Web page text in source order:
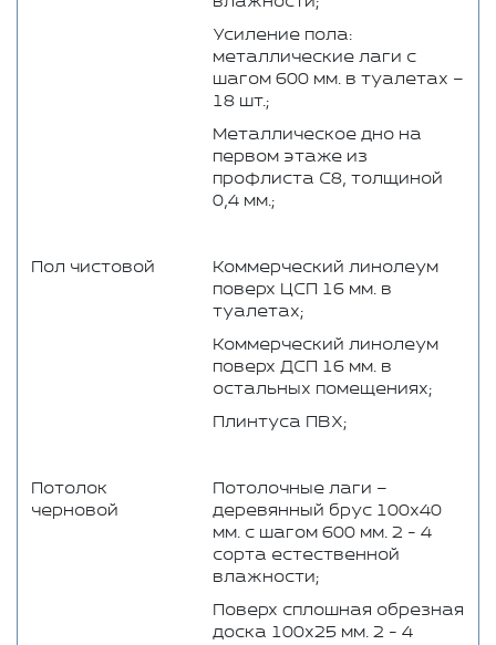
Усиление пола:
металлические лаги с
шагом 600 мм. в туалетах –
18 шт.;
Металлическое дно на
первом этаже из
профлиста С8, толщиной
0,4 мм.;
Пол чистовой
Коммерческий линолеум
поверх ЦСП 16 мм. в
туалетах;
Коммерческий линолеум
поверх ДСП 16 мм. в
остальных помещениях;
Плинтуса ПВХ;
Потолок
черновой
Потолочные лаги –
деревянный брус 100x40
мм. с шагом 600 мм. 2 - 4
сорта естественной
влажности;
Поверх сплошная обрезная
доска 100x25 мм. 2 - 4